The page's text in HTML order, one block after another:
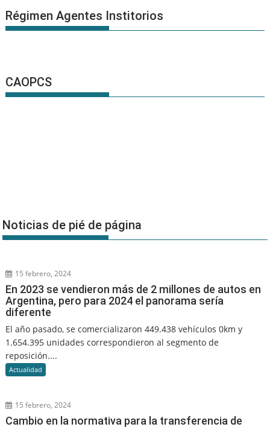
Régimen Agentes Institorios
CAOPCS
Noticias de pié de página
15 febrero, 2024
En 2023 se vendieron más de 2 millones de autos en
Argentina, pero para 2024 el panorama sería
diferente
El año pasado, se comercializaron 449.438 vehículos 0km y
1.654.395 unidades correspondieron al segmento de
reposición....
Actualidad
15 febrero, 2024
Cambio en la normativa para la transferencia de